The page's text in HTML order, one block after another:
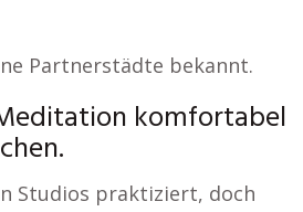
Partnerstädte bekannt.
komfortabel
Studios praktiziert, doch